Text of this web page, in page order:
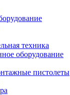
техника
оборудование
пистолеты